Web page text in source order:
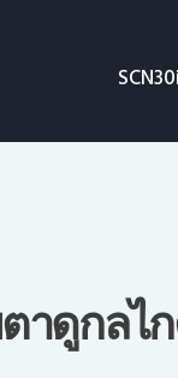
ข่าว
คว
ดูกลไ